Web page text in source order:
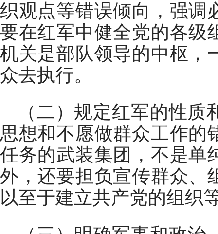
织观点等错误倾向，强调
要在红军中健全党的各级
机关是部队领导的中枢，
众去执行。
（二）规定红军的性
思想和不愿做群众工作的
任务的武装集团，不是单
外，还要担负宣传群众、
以至于建立共产党的组织